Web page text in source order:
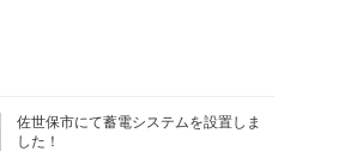
佐世保市にて蓄電システムを設置しま
した！